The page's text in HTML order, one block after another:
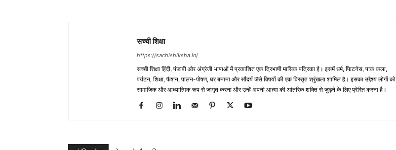
सच्ची शिक्षा
https://sachishiksha.in/
सच्ची शिक्षा हिंदी, पंजाबी और अंग्रेजी भाषाओं में प्रकाशित एक त्रिभाषी मासिक पत्रिका है। इसमें धर्म, फिटनेस, पाक कला,
पर्यटन, शिक्षा, फैशन, पालन-पोषण, घर बनाना और सौंदर्य जैसे विषयों की एक विस्तृत श्रृंखला शामिल है। इसका उद्देश्य लोगों को
सामाजिक और आध्यात्मिक रूप से जागृत करना और उन्हें अपनी आत्मा की आंतरिक शक्ति से जुड़ने के लिए प्रेरित करना है।